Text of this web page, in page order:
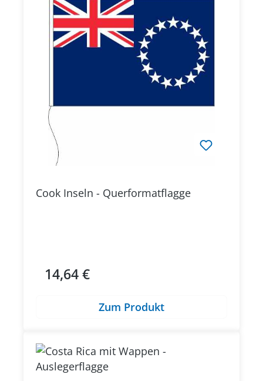
Cook Inseln - Querformatflagge
Regulärer Preis:
14,64 €
Zum Produkt